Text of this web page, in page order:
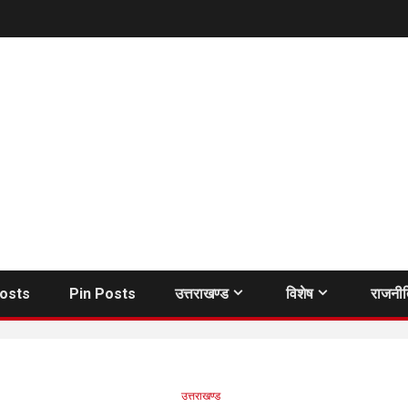
Pin Posts उत्तराखण्ड विशेष
उत्तराखण्ड